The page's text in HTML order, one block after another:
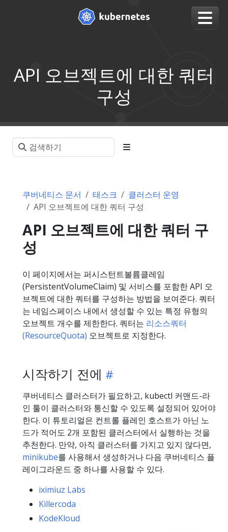
API 오브젝트에 대한 쿼터
구성
쿠버네티스 문서 태스크
클러스터 운영
API 오브젝트에 대한 쿼터 구성
API 오브젝트에 대한 쿼터 구
성
이 페이지에서는 퍼시스턴트볼륨클레임
(PersistentVolumeClaim) 및 서비스를 포함한 API 오
브젝트에 대한 쿼터를 구성하는 방법을 보여준다. 쿼터
는 네임스페이스 내에서 생성할 수 있는 특정 유형의
오브젝트 개수를 제한한다. 쿼터는 리소스쿼터
(ResourceQuota) 오브젝트로 지정한다.
시작하기 전에
쿠버네티스 클러스터가 필요하고, kubectl 커맨드-라
인 툴이 클러스터와 통신할 수 있도록 설정되어 있어야
한다. 이 튜토리얼은 컨트롤 플레인 호스트가 아닌 노
드가 적어도 2개 포함된 클러스터에서 실행하는 것을
추천한다. 만약, 아직 클러스터를 가지고 있지 않다면,
minikube를 사용해서 생성하거나 다음 쿠버네티스 플
레이그라운드 중 하나를 사용할 수 있다.
iximiuz Labs
Killercoda
KodeKloud